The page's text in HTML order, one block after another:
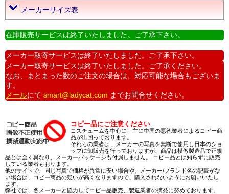
メーカーサイズ表
在庫販売サービスは終了いたしました。ご了承下さい。
メーカー取寄サービスは終了いたしました。ご了承下さい。
メーカー取寄サービスは終了いたしました。ご了承ください。
なお、まとまった数のご注文の場合は、対応可能な場合もございま
す。
メールにて smart@ladycat.com までお問合せください。
コピー品にご注意ください
コスチュームを中心に、主に中国の悪徳業者によるコピー商
品が出回っております。
それらの業者は、メーカーの写真を無断で使用し日本のショ
ップに卸販売を行っておりますが、商品は模倣製造品で正規
品とは全く異なり、メーカーパッケージも付属しません。 コピー品とは知らずに販売
している業者もおります。
他のサイトで、同じ写真で価格が異常に安い場合や、メーカー/ブランド名の記載がな
い場合は、コピー商品の疑いが高くなりますので、購入されないようにお願いいたし
ます。
弊社では、各メーカーと協力してコピー品販売、製造業者の摘発に努めております。